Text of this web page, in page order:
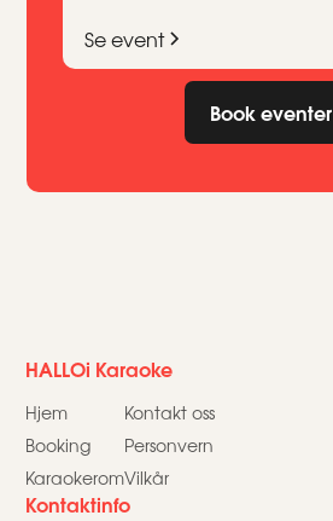
Se event
Book eventer
HALLOi Karaoke
Hjem
Booking
Karaokerom
Kontakt oss
Personvern
Vilkår
Kontaktinfo